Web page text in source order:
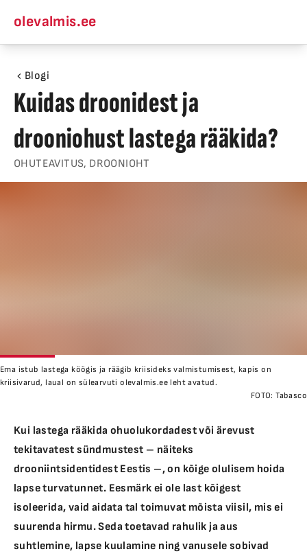
olevalmis.ee
Blogi
Kuidas droonidest ja
drooniohust lastega rääkida?
OHUTEAVITUS, DROONIOHT
Ema istub lastega köögis ja räägib kriisideks valmistumisest, kapis on
kriisivarud, laual on sülearvuti olevalmis.ee leht avatud.
FOTO:Tabasco
Kui lastega rääkida ohuolukordadest või ärevust
tekitavatest sündmustest – näiteks
drooniintsidentidest Eestis –, on kõige olulisem hoida
lapse turvatunnet. Eesmärk ei ole last kõigest
isoleerida, vaid aidata tal toimuvat mõista viisil, mis ei
suurenda hirmu. Seda toetavad rahulik ja aus
suhtlemine, lapse kuulamine ning vanusele sobivad